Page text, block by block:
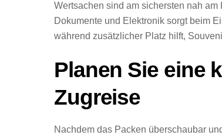
Wertsachen sind am sichersten nah
Dokumente und Elektronik sorgt beim
während zusätzlicher Platz hilft,
Planen Sie eine
Zugreise
Nachdem das Packen überschaubar